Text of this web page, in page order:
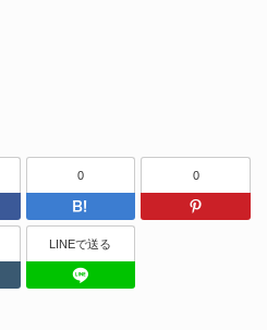
Facebook
0
はてなブッ
0
Tumblr
LINEで送る